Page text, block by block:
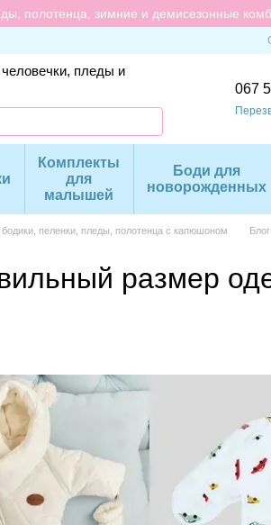
полотенца, зимние и демисезонные
пледы и
067
Комплекты
для
малышей
Боди для
новорожденных
пеленки, пледы, полотенца с капюшоном
Блог
размер